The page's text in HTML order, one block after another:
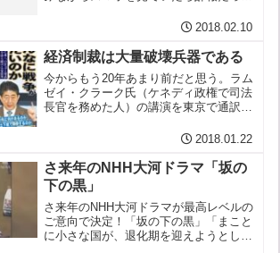
みがあった。カナダに移住された方。水
ろのできごとで、躊躇なく日...
2018.02.10
経済制裁は大量破壊兵器である
今からもう20年あまり前だと思う。ラム
ゼイ・クラーク氏（ケネディ政権で司法
長官を務めた人）の講演を東京で通訳し
事務所に訪ねたことも）。フセイン大統
アメリカなど国際社会は...
2018.01.22
さ来年のNHH大河ドラマ「坂の
下の黒」
さ来年のNHH大河ドラマが最高レベルの
ご意向で決定！「坂の下の黒」「まこと
に小さな国が、退化期を迎えようとして